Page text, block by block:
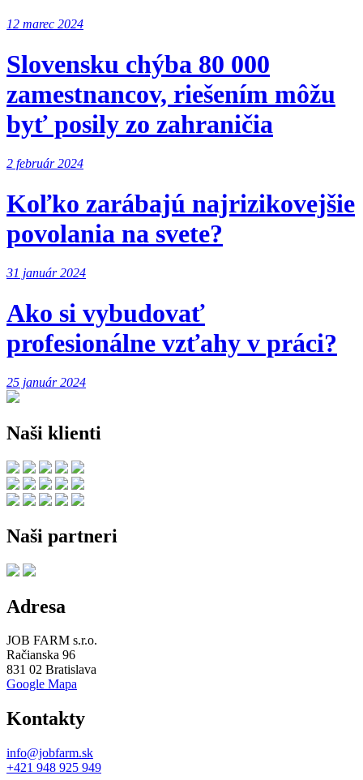
12 marec 2024
Slovensku chýba 80 000
zamestnancov, riešením môžu
byť posily zo zahraničia
2 február 2024
Koľko zarábajú najrizikovejšie
povolania na svete?
31 január 2024
Ako si vybudovať
profesionálne vzťahy v práci?
25 január 2024
Naši klienti
Naši partneri
Adresa
JOB FARM s.r.o.
Račianska 96
831 02 Bratislava
Google Mapa
Kontakty
info@jobfarm.sk
+421 948 925 949